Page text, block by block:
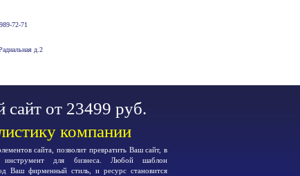
72-71
д.2
сайт от 23499 руб.
компании
сайта, позволит превратить Ваш сайт, в
инструмент для бизнеса. Любой шаблон
Ваш фирменный стиль, и ресурс становится